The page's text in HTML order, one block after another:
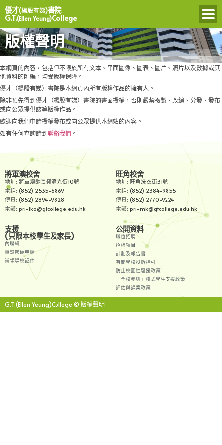
優才(楊殷有娣)書院
G.T.(Ellen Yeung)College
版權聲明
本網頁的內容，包括但不限於所有文本、平面圖像、圖表、圖片、照片以及數據或其
他資料的匯編，均受版權保障。
優才（楊殷有娣）書院是本網頁內所有版權作品的擁有人。
除非預先得到優才（楊殷有娣）書院的書面授權，否則嚴禁複製、改編、分發、發布
或向公眾提供該等版權作品。
歡迎向我們申請授權發布或向公眾提供本網站的內容。
如有任何查詢請到聯絡我們 。
將軍澳校舍
地址: 將軍澳調景嶺嶺光街10號
電話: (852) 2535-6869
傳真: (852) 2894-9828
電郵: pri-tko@gtcollege.edu.hk
旺角校舍
地址: 旺角洗衣街31號
電話: (852) 2384-9855
傳真: (852) 2770-9224
電郵: pri-mk@gtcollege.edu.hk
支援
(只限本校學生及家長)
內聯網
重設密碼申請
補領學校証件
公開資料
職位招聘
招標項目
計劃及報告書
有關學校投訴指引
防止校園性騷擾政策
「全校參與」模式學生支援政策
評估與課業政策
G.T.(Ellen Yeung)College © 版權聲明